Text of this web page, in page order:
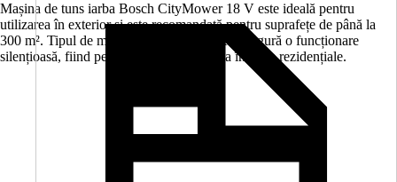
Mașina de tuns iarba Bosch CityMower 18 V este ideală pentru
utilizarea în exterior și este recomandată pentru suprafețe de până la
300 m². Tipul de motorizare pe acumulator asigură o funcționare
silențioasă, fiind perfectă pentru utilizarea în zone rezidențiale.